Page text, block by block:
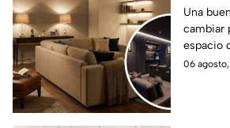
para
Una
cambiar
espacio
06